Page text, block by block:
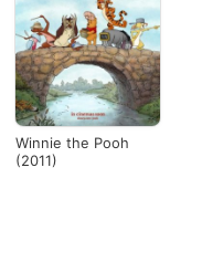
Winnie the Pooh
(2011)